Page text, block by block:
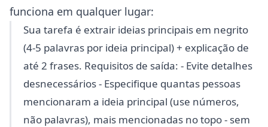
funciona em qualquer lugar:
Sua tarefa é extrair ideias principais em negrito
(4-5 palavras por ideia principal) + explicação de
até 2 frases. Requisitos de saída: - Evite detalhes
desnecessários - Especifique quantas pessoas
mencionaram a ideia principal (use números,
não palavras), mais mencionadas no topo - sem